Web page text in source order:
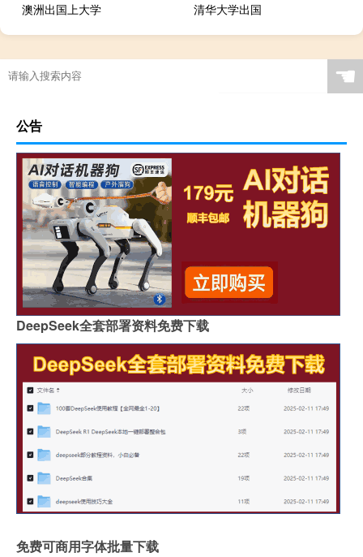
澳洲出国上大学
清华大学出国
☚
公告
DeepSeek全套部署资料免费下载
免费可商用字体批量下载